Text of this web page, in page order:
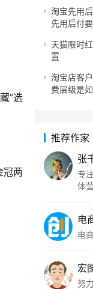
”选
冠两
淘宝先用
先用后付
天猫限时
置
淘宝店客
费层级是
推荐作家
张
专
体
电
电
宏
努